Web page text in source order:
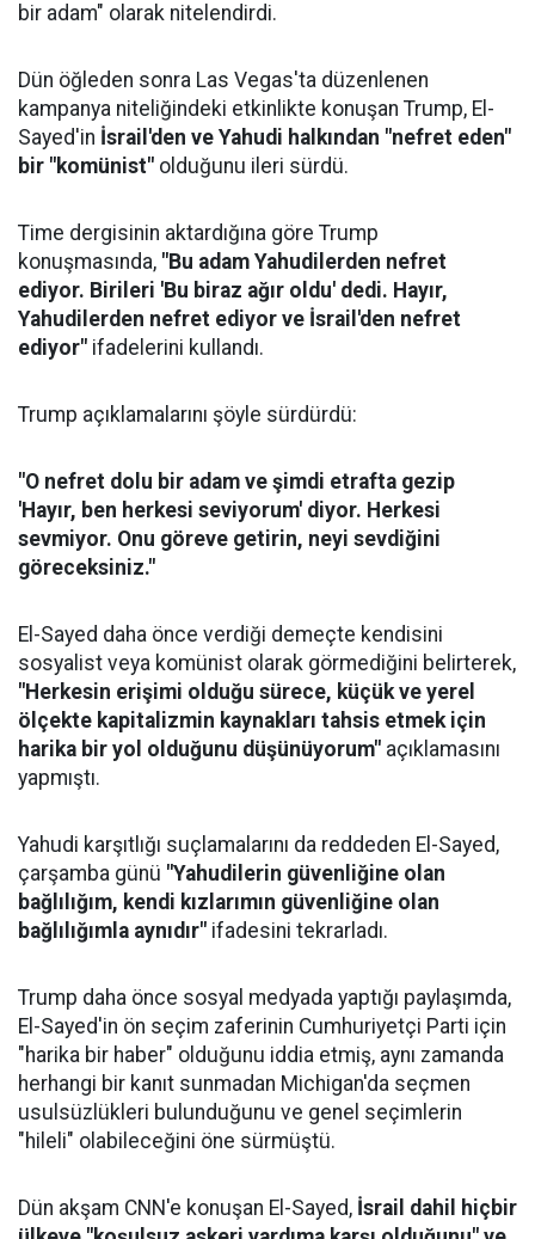
bir adam" olarak nitelendirdi.
Dün öğleden sonra Las Vegas'ta düzenlenen
kampanya niteliğindeki etkinlikte konuşan Trump, El-
Sayed'in İsrail'den ve Yahudi halkından "nefret eden"
bir "komünist" olduğunu ileri sürdü.
Time dergisinin aktardığına göre Trump
konuşmasında, "Bu adam Yahudilerden nefret
ediyor. Birileri 'Bu biraz ağır oldu' dedi. Hayır,
Yahudilerden nefret ediyor ve İsrail'den nefret
ediyor" ifadelerini kullandı.
Trump açıklamalarını şöyle sürdürdü:
"O nefret dolu bir adam ve şimdi etrafta gezip
'Hayır, ben herkesi seviyorum' diyor. Herkesi
sevmiyor. Onu göreve getirin, neyi sevdiğini
göreceksiniz."
El-Sayed daha önce verdiği demeçte kendisini
sosyalist veya komünist olarak görmediğini belirterek,
"Herkesin erişimi olduğu sürece, küçük ve yerel
ölçekte kapitalizmin kaynakları tahsis etmek için
harika bir yol olduğunu düşünüyorum" açıklamasını
yapmıştı.
Yahudi karşıtlığı suçlamalarını da reddeden El-Sayed,
çarşamba günü "Yahudilerin güvenliğine olan
bağlılığım, kendi kızlarımın güvenliğine olan
bağlılığımla aynıdır" ifadesini tekrarladı.
Trump daha önce sosyal medyada yaptığı paylaşımda,
El-Sayed'in ön seçim zaferinin Cumhuriyetçi Parti için
"harika bir haber" olduğunu iddia etmiş, aynı zamanda
herhangi bir kanıt sunmadan Michigan'da seçmen
usulsüzlükleri bulunduğunu ve genel seçimlerin
"hileli" olabileceğini öne sürmüştü.
Dün akşam CNN'e konuşan El-Sayed, İsrail dahil hiçbir